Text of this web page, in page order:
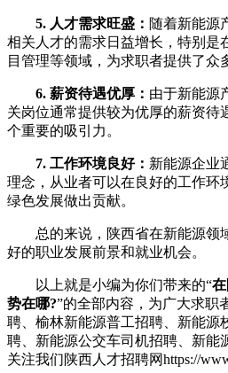
5. 人才需求旺盛： 随着新能源
相关人才的需求日益增长，特别是
目管理等领域，为求职者提供了众
6. 薪资待遇优厚： 由于新能源
关岗位通常提供较为优厚的薪资待
个重要的吸引力。
7. 工作环境良好： 新能源企业
理念，从业者可以在良好的工作环
绿色发展做出贡献。
总的来说，陕西省在新能源领
好的职业发展前景和就业机会。
以上就是小编为你们带来的“
势在哪?”的全部内容，为广大求职
聘、榆林新能源普工招聘、新能源
聘、新能源公交车司机招聘、新能
关注我们陕西人才招聘网https://